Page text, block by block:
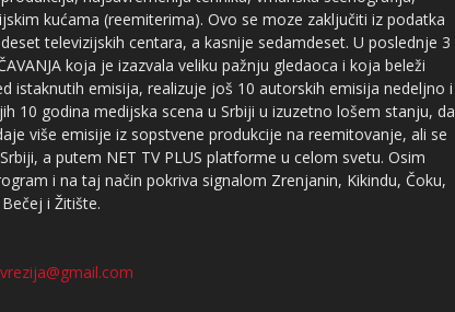
kućama (reemiterima). Ovo se moze zaključiti iz podatka
televizijskih centara, a kasnije sedamdeset. U poslednje 3
koja je izazvala veliku pažnju gledaoca i koja beleži
istaknutih emisija, realizuje još 10 autorskih emisija nedeljno i
10 godina medijska scena u Srbiji u izuzetno lošem stanju, da
više emisije iz sopstvene produkcije na reemitovanje, ali se
a putem NET TV PLUS platforme u celom svetu. Osim
i na taj način pokriva signalom Zrenjanin, Kikindu, Čoku,
i Žitište.